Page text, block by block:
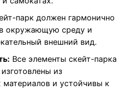
парк должен гармонично
окружающую среду и
внешний вид.
Все элементы скейт-парка
из
материалов и устойчивы к